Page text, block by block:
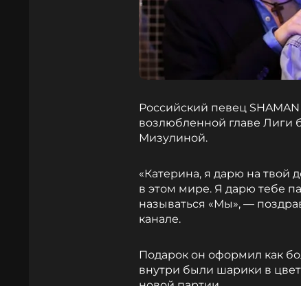
Российский певец
возлюбленной главе Лиги
Мизулиной.
«Катерина, я дарю на твой
в этом мире. Я дарю тебе
называться «Мы», —
канале.
Подарок он оформил как
внутри были шарики в